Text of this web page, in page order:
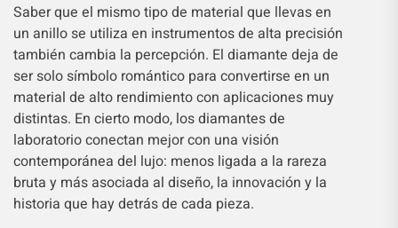
Saber que el mismo tipo de material que llevas en
un anillo se utiliza en instrumentos de alta precisión
también cambia la percepción. El diamante deja de
ser solo símbolo romántico para convertirse en un
material de alto rendimiento con aplicaciones muy
distintas. En cierto modo, los diamantes de
laboratorio conectan mejor con una visión
contemporánea del lujo: menos ligada a la rareza
bruta y más asociada al diseño, la innovación y la
historia que hay detrás de cada pieza.